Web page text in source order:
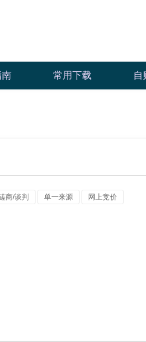
南 常用下载 自
商/谈判 单一来源 网上竞价